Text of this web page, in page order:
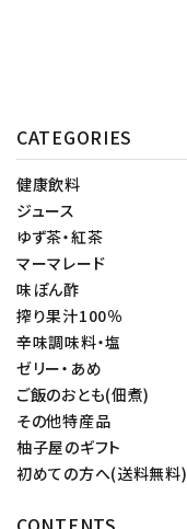
CATEGORIES
健康飲料
ジュース
ゆず茶・紅茶
マーマレード
味ぽん酢
搾り果汁100％
辛味調味料・塩
ゼリー・あめ
ご飯のおとも(佃煮)
その他特産品
柚子屋のギフト
初めての方へ(送料無料)